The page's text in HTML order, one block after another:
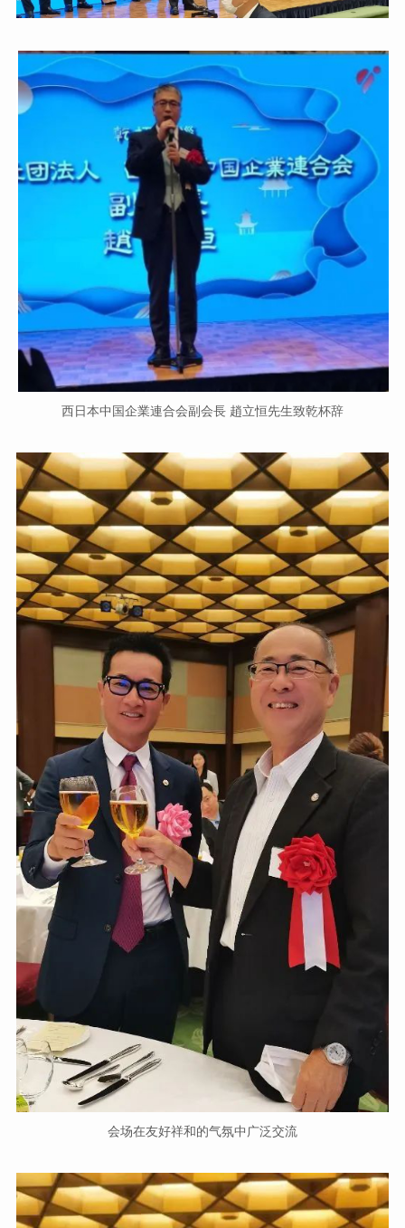
西日本中国企業連合会副会長 趙立恒先生致乾杯辞
会场在友好祥和的气氛中广泛交流